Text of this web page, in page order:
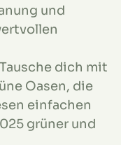
und
dich mit
Oasen, die
einfachen
grüner und